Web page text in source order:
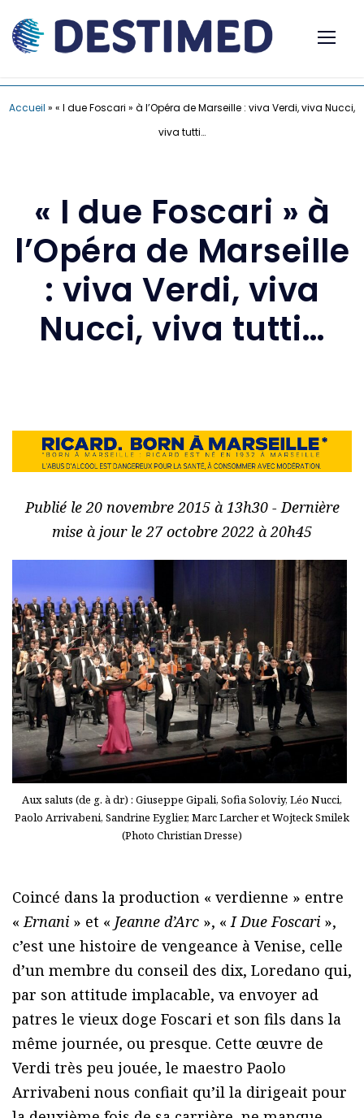
Accueil » « I due Foscari » à l’Opéra de Marseille : viva Verdi, viva Nucci,
viva tutti…
« I due Foscari » à
l’Opéra de Marseille
: viva Verdi, viva
Nucci, viva tutti…
Publié le 20 novembre 2015 à 13h30 - Dernière
mise à jour le 27 octobre 2022 à 20h45
Aux saluts (de g. à dr) : Giuseppe Gipali, Sofia Soloviy, Léo Nucci,
Paolo Arrivabeni, Sandrine Eyglier, Marc Larcher et Wojteck Smilek
(Photo Christian Dresse)
Coincé dans la production « verdienne » entre
«Ernani » et « Jeanne d’Arc », «I Due Foscari »,
c’est une histoire de vengeance à Venise, celle
d’un membre du conseil des dix, Loredano qui,
par son attitude implacable, va envoyer ad
patres le vieux doge Foscari et son fils dans la
même journée, ou presque. Cette œuvre de
Verdi très peu jouée, le maestro Paolo
Arrivabeni nous confiait qu’il la dirigeait pour